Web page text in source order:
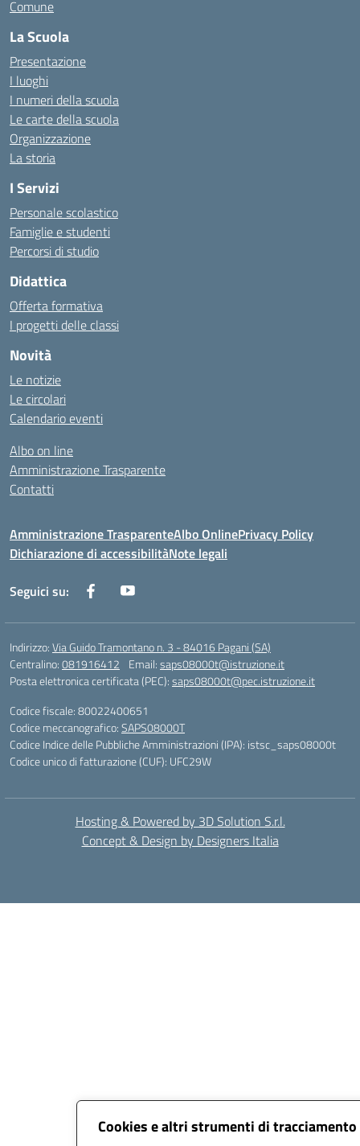
Cookies e altri strumenti di tracciamento
Comune
La Scuola
Presentazione
I luoghi
I numeri della scuola
Le carte della scuola
Organizzazione
La storia
I Servizi
Personale scolastico
Famiglie e studenti
Percorsi di studio
Didattica
Offerta formativa
I progetti delle classi
Novità
Le notizie
Le circolari
Calendario eventi
Albo on line
Amministrazione Trasparente
Contatti
Amministrazione TrasparenteAlbo OnlinePrivacy Policy
Dichiarazione di accessibilitàNote legali
Seguici su:
Indirizzo:Via Guido Tramontano n. 3 - 84016 Pagani (SA)
Centralino:081916412 Email:saps08000t@istruzione.it
Posta elettronica certificata (PEC):saps08000t@pec.istruzione.it
Codice fiscale: 80022400651
Codice meccanografico:SAPS08000T
Codice Indice delle Pubbliche Amministrazioni (IPA): istsc_saps08000t
Codice unico di fatturazione (CUF): UFC29W
Hosting & Powered by 3D Solution S.r.l.
Concept & Design by Designers Italia